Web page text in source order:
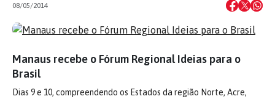
08/05/2014
Manaus recebe o Fórum Regional Ideias para o
Brasil
Dias 9 e 10, compreendendo os Estados da região Norte, Acre,